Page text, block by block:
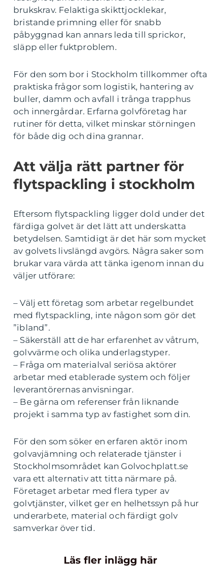
brukskrav. Felaktiga skikttjocklekar,
bristande primning eller för snabb
påbyggnad kan annars leda till sprickor,
släpp eller fuktproblem.
För den som bor i Stockholm tillkommer ofta
praktiska frågor som logistik, hantering av
buller, damm och avfall i trånga trapphus
och innergårdar. Erfarna golvföretag har
rutiner för detta, vilket minskar störningen
för både dig och dina grannar.
Att välja rätt partner för
flytspackling i stockholm
Eftersom flytspackling ligger dold under det
färdiga golvet är det lätt att underskatta
betydelsen. Samtidigt är det här som mycket
av golvets livslängd avgörs. Några saker som
brukar vara värda att tänka igenom innan du
väljer utförare:
– Välj ett företag som arbetar regelbundet
med flytspackling, inte någon som gör det
”ibland”.
– Säkerställ att de har erfarenhet av våtrum,
golvvärme och olika underlagstyper.
– Fråga om materialval seriösa aktörer
arbetar med etablerade system och följer
leverantörernas anvisningar.
– Be gärna om referenser från liknande
projekt i samma typ av fastighet som din.
För den som söker en erfaren aktör inom
golvavjämning och relaterade tjänster i
Stockholmsområdet kan Golvochplatt.se
vara ett alternativ att titta närmare på.
Företaget arbetar med flera typer av
golvtjänster, vilket ger en helhetssyn på hur
underarbete, material och färdigt golv
samverkar över tid.
Läs fler inlägg här